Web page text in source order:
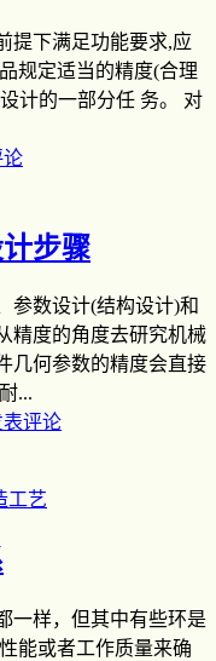
提下满足功能要求,应
规定适当的精度(合理
计的一部分任 务。 对
论
步骤
参数设计(结构设计)和
精度的角度去研究机械
几何参数的精度会直接
...
表评论
工艺
一样，但其中有些环是
能或者工作质量来确